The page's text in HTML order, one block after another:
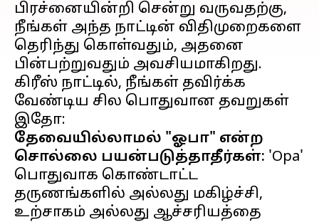
பிரச்னையின்றி சென்று வருவதற்கு,
நீங்கள் அந்த நாட்டின் விதிமுறைகளை
தெரிந்து கொள்வதும், அதனை
பின்பற்றுவதும் அவசியமாகிறது.
கிரீஸ் நாட்டில், நீங்கள் தவிர்க்க
வேண்டிய சில பொதுவான தவறுகள்
தேவையில்லாமல் "ஓபா" என்ற
சொல்லை பயன்படுத்தாதீர்கள்: 'Opa'
பொதுவாக கொண்டாட்ட
தருணங்களில் அல்லது மகிழ்ச்சி,
உற்சாகம் அல்லது ஆச்சரியத்தை